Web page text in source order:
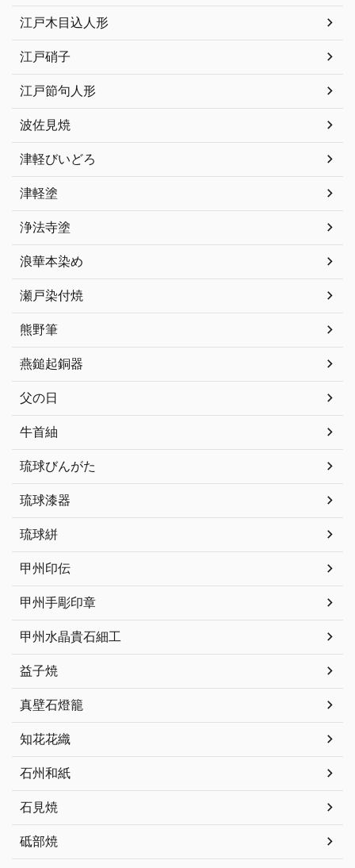
江戸木目込人形
江戸硝子
江戸節句人形
波佐見焼
津軽びいどろ
津軽塗
浄法寺塗
浪華本染め
瀬戸染付焼
熊野筆
燕鎚起銅器
父の日
牛首紬
琉球びんがた
琉球漆器
琉球絣
甲州印伝
甲州手彫印章
甲州水晶貴石細工
益子焼
真壁石燈籠
知花花織
石州和紙
石見焼
砥部焼